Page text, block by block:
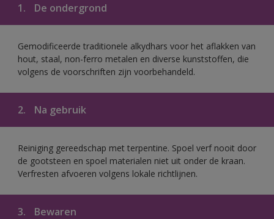
1. De ondergrond
Gemodificeerde traditionele alkydhars voor het aflakken van
hout, staal, non-ferro metalen en diverse kunststoffen, die
volgens de voorschriften zijn voorbehandeld.
2. Na gebruik
Reiniging gereedschap met terpentine. Spoel verf nooit door
de gootsteen en spoel materialen niet uit onder de kraan.
Verfresten afvoeren volgens lokale richtlijnen.
3. Bewaren